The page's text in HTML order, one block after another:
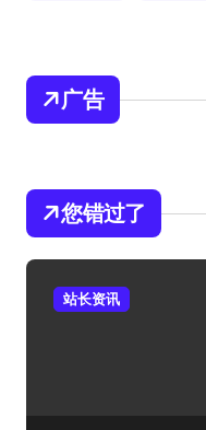
广告
您错过了
站长资讯